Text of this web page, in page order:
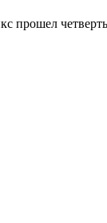
прошел